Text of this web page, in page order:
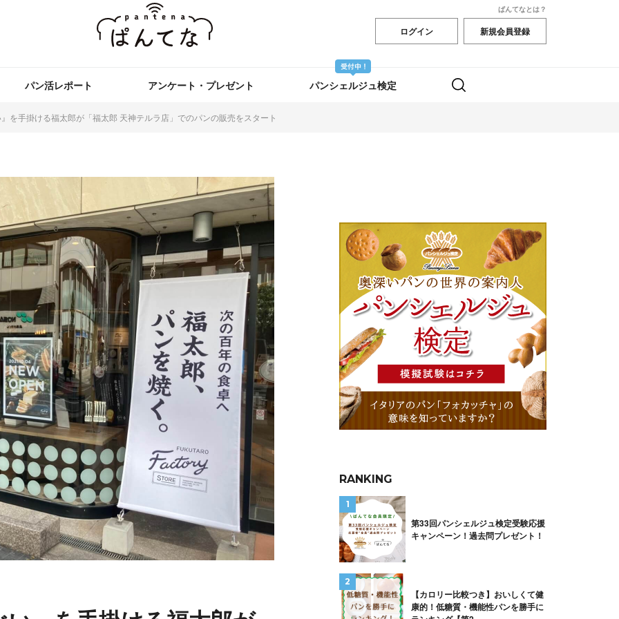
ぱんてなとは？
ログイン 新規会員登録
パン活レポート アンケート・プレゼント パンシェルジュ検定
を手掛ける福太郎が「福太郎 天神テルラ店」でのパンの販売をスタート
RANKING
第33回パンシェルジュ検定受験応援
キャンペーン！過去問プレゼント！
【カロリー比較つき】おいしくて健
康的！低糖質・機能性パンを勝手に